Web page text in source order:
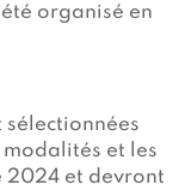
organisé en
sélectionnées
modalités et les
2024 et devront